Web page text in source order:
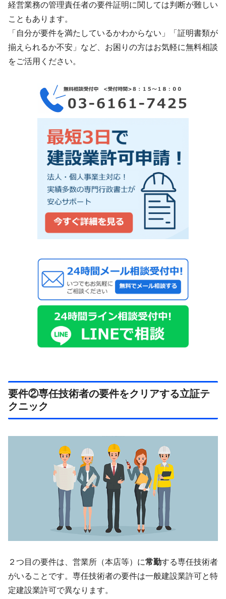
経営業務の管理責任者の要件証明に関しては判断が難しい
こともあります。
「自分が要件を満たしているかわからない」「証明書類が
揃えられるか不安」など、お困りの方はお気軽に無料相談
をご活用ください。
要件②専任技術者の要件をクリアする立証テ
クニック
２つ目の要件は、営業所（本店等）に常勤する専任技術者
がいることです。専任技術者の要件は一般建設業許可と特
定建設業許可で異なります。